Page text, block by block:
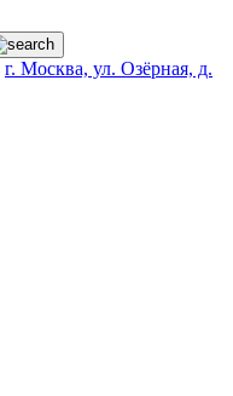
г. Москва, ул. Озёрная, д.